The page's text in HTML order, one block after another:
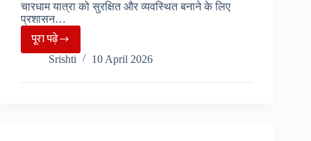
चारधाम यात्रा को सुरक्षित और व्यवस्थित बनाने के लिए
प्रशासन…
पूरा पढ़ेचारधाम
यात्रा
की
Srishti 10 April 2026